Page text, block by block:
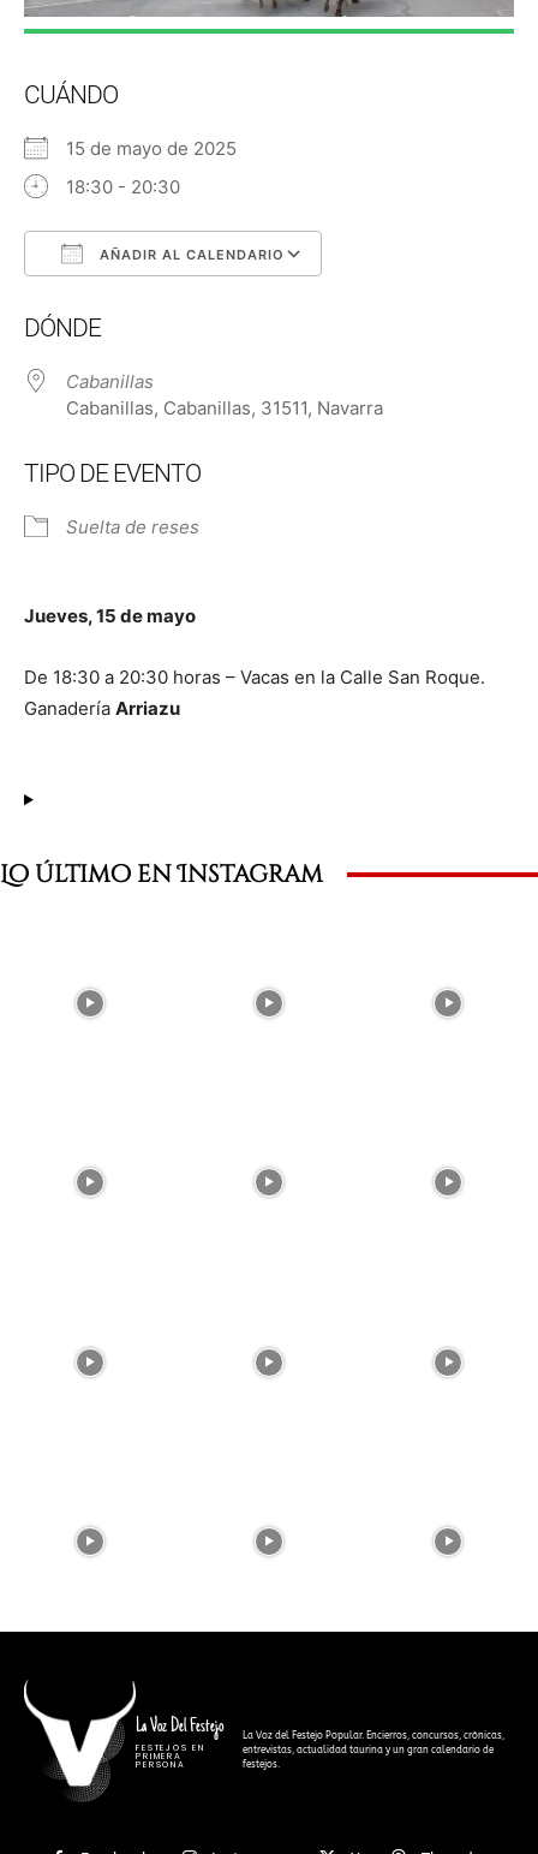
CUÁNDO
15 de mayo de 2025
18:30 - 20:30
AÑADIR AL CALENDARIO
DÓNDE
Cabanillas
Cabanillas, Cabanillas, 31511, Navarra
TIPO DE EVENTO
Suelta de reses
Jueves, 15 de mayo
De 18:30 a 20:30 horas – Vacas en la Calle San Roque.
Ganadería Arriazu
Lo último en Instagram
La Voz Del Festejo
FESTEJOS EN
PRIMERA
PERSONA
La Voz del Festejo Popular. Encierros, concursos, crónicas,
entrevistas, actualidad taurina y un gran calendario de
festejos.